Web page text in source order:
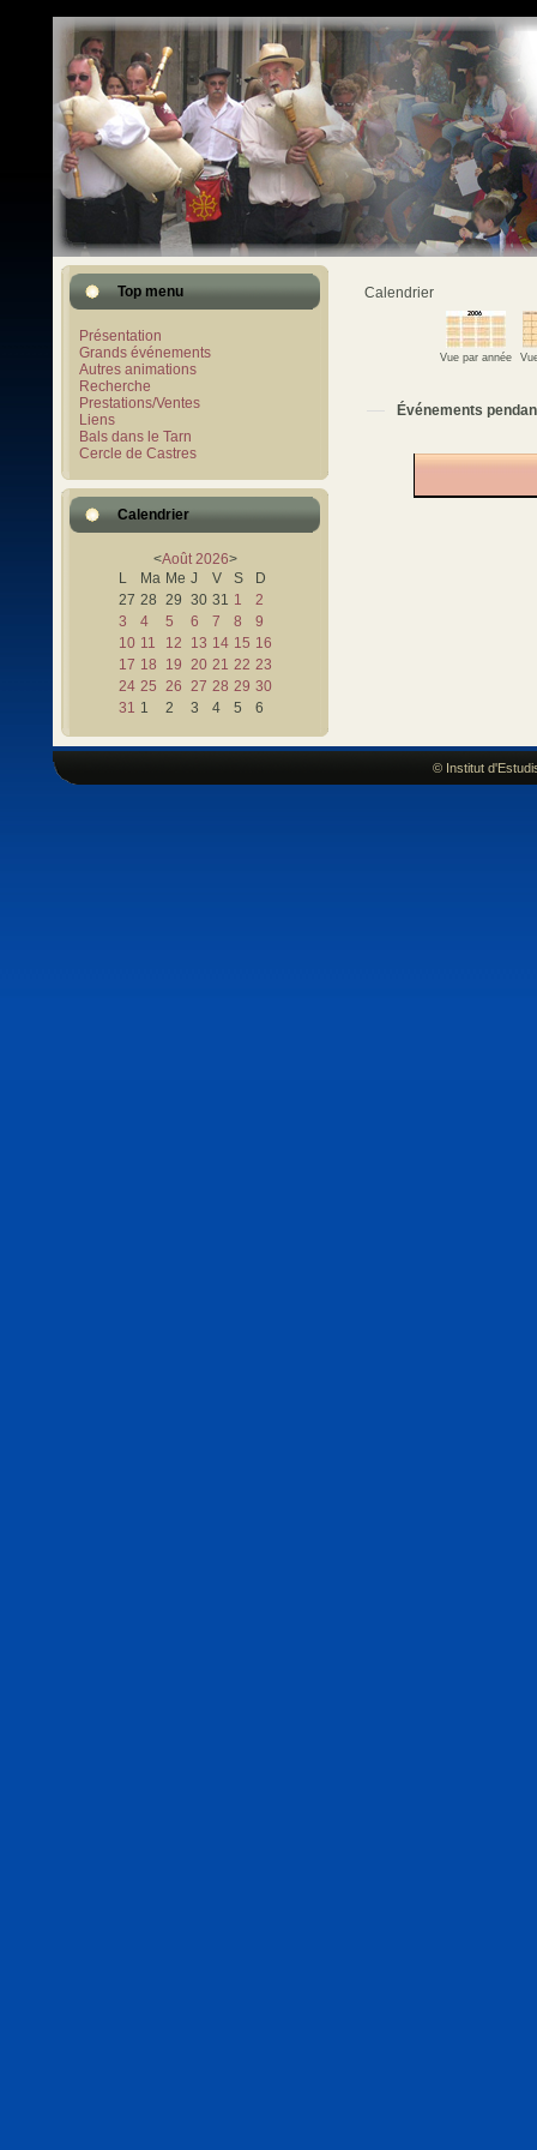
Top menu
Présentation
Grands événements
Autres animations
Recherche
Prestations/Ventes
Liens
Bals dans le Tarn
Cercle de Castres
Calendrier
<Août 2026>
L
Ma Me J V S
D
27 28 29 30 31 1
2
3
4 5 6 7 8
9
10 11 12 13 14 15 16
17 18 19 20 21 22 23
24 25 26 27 28 29 30
31 1 2 3 4 5 6
Calendrier
Vue par année
Événements
© Institut